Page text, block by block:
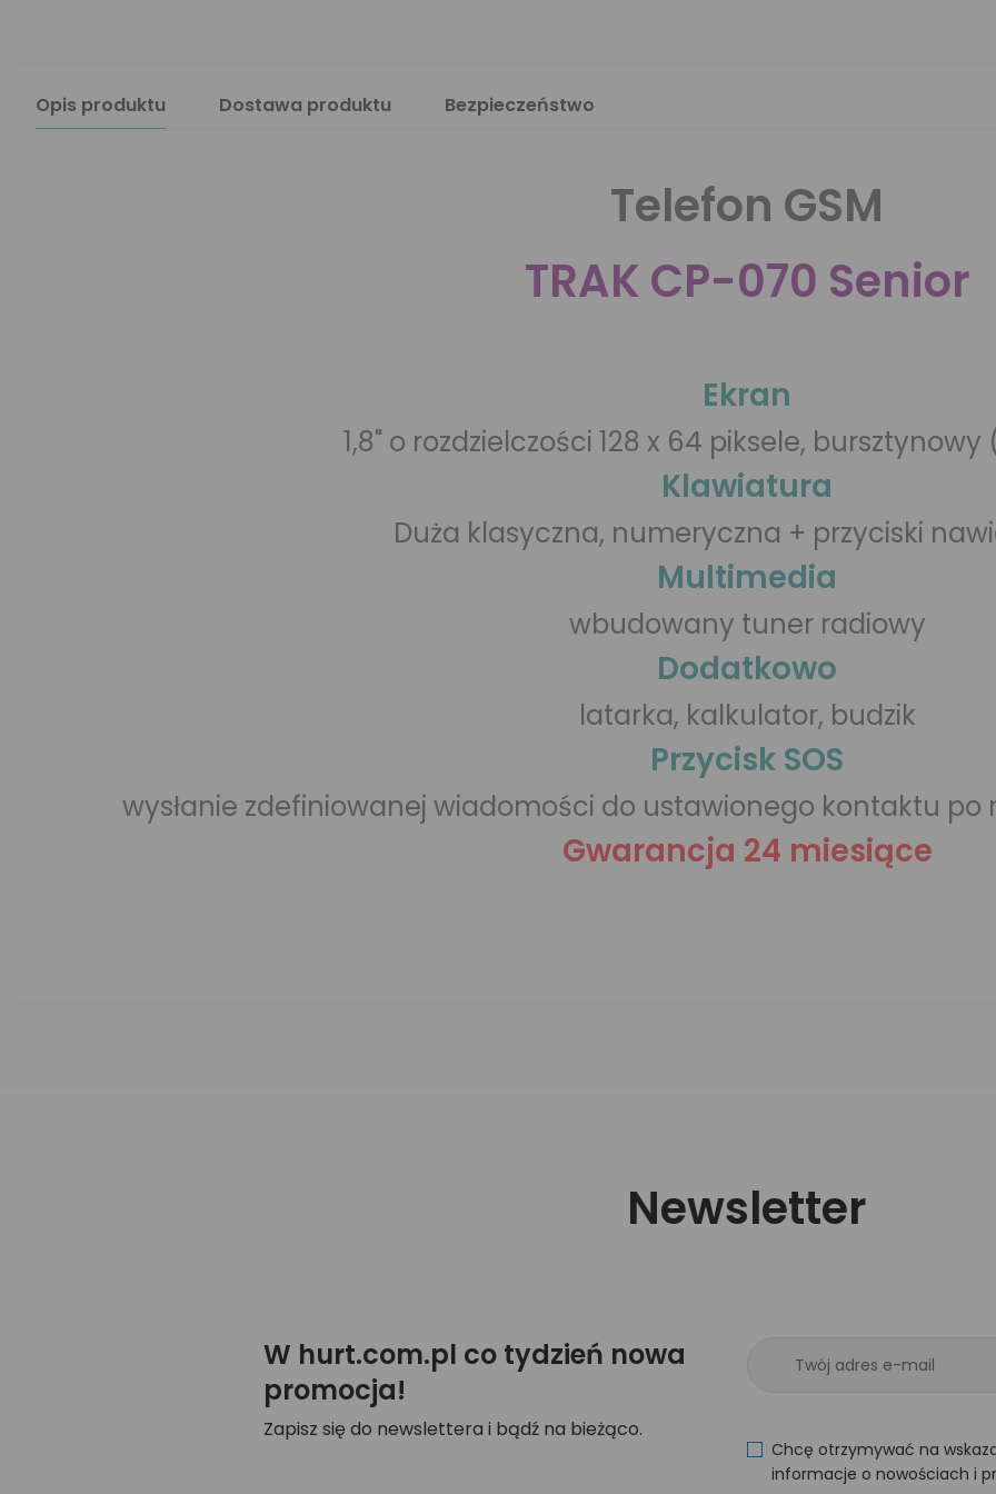
Opis produktu Dostawa produktu Bezpieczeństwo
Telefon GSM
TRAK CP-070 Senior
Ekran
1,8" o rozdzielczości 128 x 64 piksele, bursztynowy
Klawiatura
Duża klasyczna, numeryczna + przyciski
Multimedia
wbudowany tuner radiowy
Dodatkowo
latarka, kalkulator, budzik
Przycisk SOS
wysłanie zdefiniowanej wiadomości do ustawionego kontaktu po
Gwarancja 24 miesiące
Newsletter
W hurt.com.pl co tydzień nowa
promocja!
Zapisz się do newslettera i bądź na bieżąco.
Chcę otrzymywać na
informacje o nowościach i